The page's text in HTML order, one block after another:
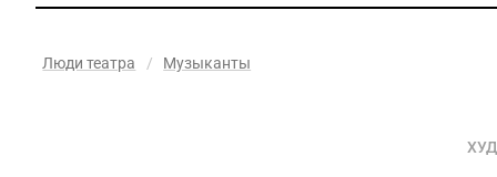
Люди театра / Музыканты